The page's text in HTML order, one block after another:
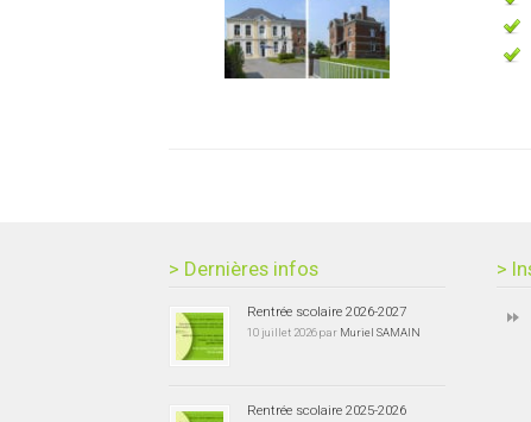
> Dernières infos
Rentrée scolaire 2026-2027
10 juillet 2026 par Muriel SAMAIN
Rentrée scolaire 2025-2026
>